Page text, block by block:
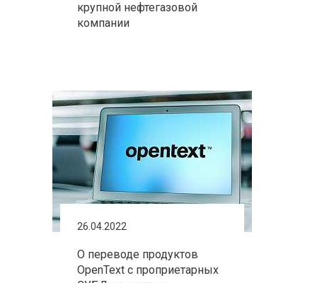
крупной нефтегазовой
компании
26.04.2022
О переводе продуктов
OpenText с проприетарных